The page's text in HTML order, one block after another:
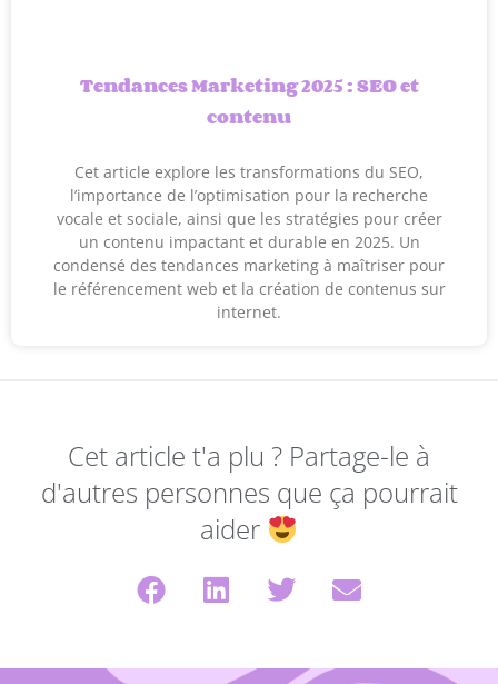
Tendances Marketing 2025 : SEO et
contenu
Cet article explore les transformations du SEO,
l’importance de l’optimisation pour la recherche
vocale et sociale, ainsi que les stratégies pour créer
un contenu impactant et durable en 2025. Un
condensé des tendances marketing à maîtriser pour
le référencement web et la création de contenus sur
internet.
Cet article t'a plu ? Partage-le à
d'autres personnes que ça pourrait
aider